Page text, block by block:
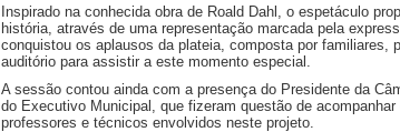
Inspirado na conhecida obra de Roald Dahl, o espetáculo
história, através de uma representação marcada pela
conquistou os aplausos da plateia, composta por familiares,
auditório para assistir a este momento especial.
A sessão contou ainda com a presença do Presidente da
do Executivo Municipal, que fizeram questão de
professores e técnicos envolvidos neste projeto.